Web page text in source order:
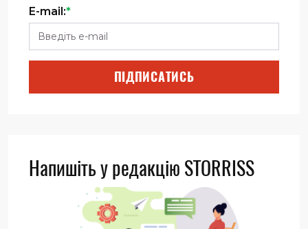
E-mail:*
ПІДПИСАТИСЬ
Напишіть у редакцію STORRISS